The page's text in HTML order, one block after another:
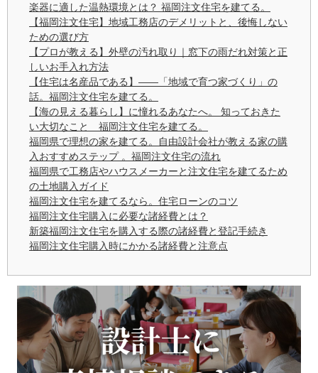
楽器に適した温熱環境とは？ 福岡注文住宅を建てる。
【福岡注文住宅】地域工務店のデメリットと、後悔しない
ための選び方
【プロが教える】外壁の汚れ取り｜窓下の雨だれ対策と正
しいお手入れ方法
【住宅は名産品である】——「地域で育つ家づくり」の
話。福岡注文住宅を建てる。
【海の見える暮らし】に憧れるあなたへ。 知っておきた
い大切なこと 福岡注文住宅を建てる。
福岡県で理想の家を建てる。自由設計会社が教える家の購
入おすすめステップ 。福岡注文住宅の流れ
福岡県で工務店やハウスメーカーと注文住宅を建てるため
の土地購入ガイド
福岡注文住宅を建てるなら。住宅ローンのコツ
福岡注文住宅購入に必要な諸経費とは？
新築福岡注文住宅を購入する際の諸経費と登記手続き
福岡注文住宅購入時にかかる諸経費と注意点